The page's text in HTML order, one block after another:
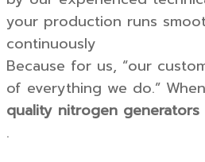
your production runs
continuously
Because for us, “our
of everything we do.”
quality nitrogen generators
.